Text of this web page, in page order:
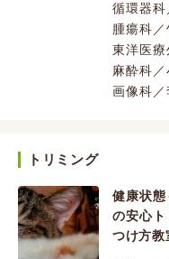
循環器
腫瘍科
東洋医
麻酔科
画像科
トリミング
健康状
の安心
つけ方